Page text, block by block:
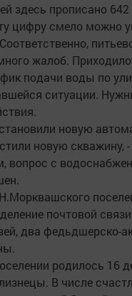
здесь прописано 642
цифру смело можно
жалоб.
подачи воды по
ситуации.
новую
новую скважину, -
вопрос с
почтовой
два федьдшерско-
родилось 16
В числе